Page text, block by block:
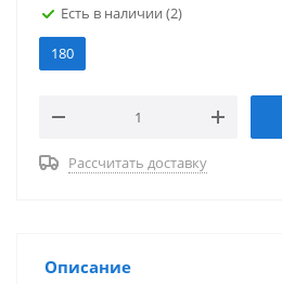
Есть в наличии (2)
180
Рассчитать доставку
Описание